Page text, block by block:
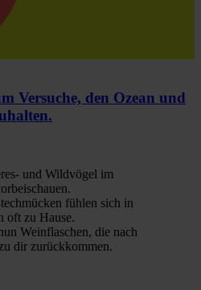
Versuche, den Ozean und
und Wildvögel im
fühlen sich in
oft zu Hause.
Weinflaschen, die nach
dir zurückkommen.